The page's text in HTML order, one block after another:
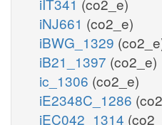
iNJ661 (co2_e)
iBWG_1329
iB21_1397 (co2_e)
ic_1306 (co2_e)
iE2348C_1286
iEC042_1314